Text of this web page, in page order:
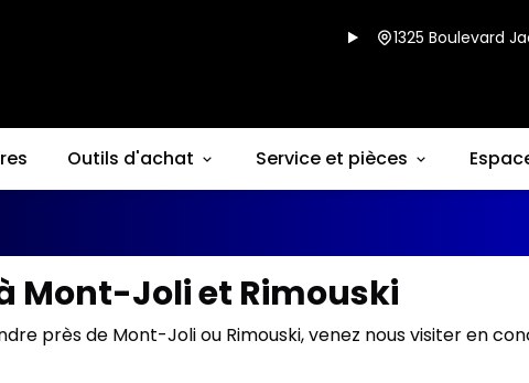
1325 Boulevard
Outils d'achat Service et pièces
Mont-Joli et Rimouski
près de Mont-Joli ou Rimouski, venez nous visiter en